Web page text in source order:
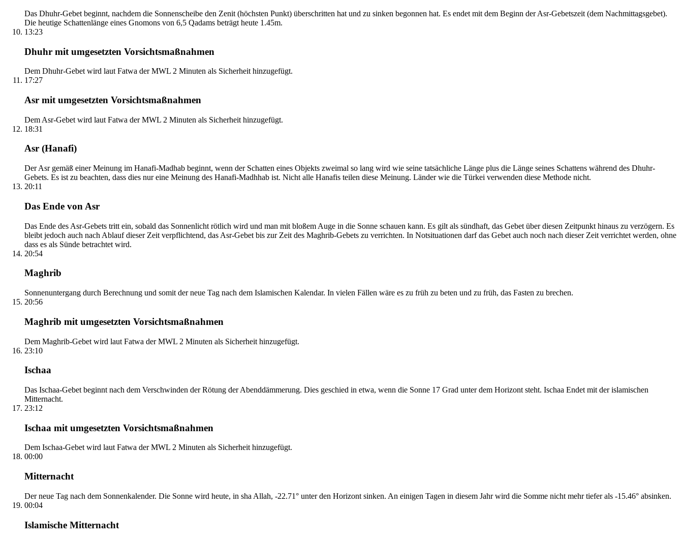
Das Dhuhr-Gebet beginnt, nachdem die Sonnenscheibe den Zenit (höchsten Punkt) überschritten hat und zu sinken begonnen hat. Es endet mit dem Beginn der Asr-Gebetszeit (dem Nachmittagsgebet).
Die heutige Schattenlänge eines Gnomons von 6,5 Qadams beträgt heute 1.45m.
13:23
Dhuhr mit umgesetzten Vorsichtsmaßnahmen
Dem Dhuhr-Gebet wird laut Fatwa der MWL 2 Minuten als Sicherheit hinzugefügt.
17:27
Asr mit umgesetzten Vorsichtsmaßnahmen
Dem Asr-Gebet wird laut Fatwa der MWL 2 Minuten als Sicherheit hinzugefügt.
18:31
Asr (Hanafi)
Der Asr gemäß einer Meinung im Hanafi-Madhab beginnt, wenn der Schatten eines Objekts zweimal so lang wird wie seine tatsächliche Länge plus die Länge seines Schattens während des Dhuhr-
Gebets. Es ist zu beachten, dass dies nur eine Meinung des Hanafi-Madhhab ist. Nicht alle Hanafis teilen diese Meinung. Länder wie die Türkei verwenden diese Methode nicht.
20:11
Das Ende von Asr
Das Ende des Asr-Gebets tritt ein, sobald das Sonnenlicht rötlich wird und man mit bloßem Auge in die Sonne schauen kann. Es gilt als sündhaft, das Gebet über diesen Zeitpunkt hinaus zu verzögern. Es
bleibt jedoch auch nach Ablauf dieser Zeit verpflichtend, das Asr-Gebet bis zur Zeit des Maghrib-Gebets zu verrichten. In Notsituationen darf das Gebet auch noch nach dieser Zeit verrichtet werden, ohne
dass es als Sünde betrachtet wird.
20:54
Maghrib
Sonnenuntergang durch Berechnung und somit der neue Tag nach dem Islamischen Kalendar. In vielen Fällen wäre es zu früh zu beten und zu früh, das Fasten zu brechen.
20:56
Maghrib mit umgesetzten Vorsichtsmaßnahmen
Dem Maghrib-Gebet wird laut Fatwa der MWL 2 Minuten als Sicherheit hinzugefügt.
23:10
Ischaa
Das Ischaa-Gebet beginnt nach dem Verschwinden der Rötung der Abenddämmerung. Dies geschied in etwa, wenn die Sonne 17 Grad unter dem Horizont steht. Ischaa Endet mit der islamischen
Mitternacht.
23:12
Ischaa mit umgesetzten Vorsichtsmaßnahmen
Dem Ischaa-Gebet wird laut Fatwa der MWL 2 Minuten als Sicherheit hinzugefügt.
00:00
Mitternacht
Der neue Tag nach dem Sonnenkalender. Die Sonne wird heute, in sha Allah, -22.71° unter den Horizont sinken. An einigen Tagen in diesem Jahr wird die Somme nicht mehr tiefer als -15.46° absinken.
00:04
Islamische Mitternacht